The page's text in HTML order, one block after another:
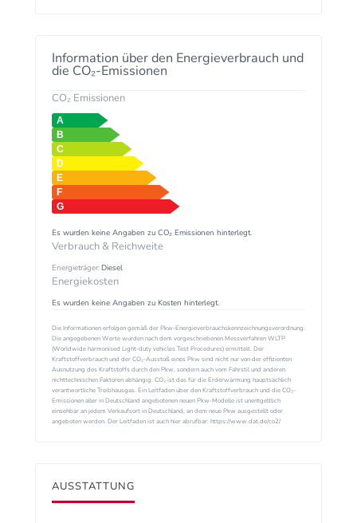
Information über den Energieverbrauch und
die CO₂-Emissionen
CO₂ Emissionen
Es wurden keine Angaben zu CO₂ Emissionen hinterlegt.
Verbrauch & Reichweite
Energieträger:Diesel
Energiekosten
Es wurden keine Angaben zu Kosten hinterlegt.
Die Informationen erfolgen gemäß der Pkw-Energieverbrauchskennzeichnungsverordnung.
Die angegebenen Werte wurden nach dem vorgeschriebenen Messverfahren WLTP
(Worldwide harmonised Light-duty vehicles Test Procedures) ermittelt. Der
Kraftstoffverbrauch und der CO₂-Ausstoß eines Pkw sind nicht nur von der effizienten
Ausnutzung des Kraftstoffs durch den Pkw, sondern auch vom Fahrstil und anderen
nichttechnischen Faktoren abhängig. CO₂ ist das für die Erderwärmung hauptsächlich
verantwortliche Treibhausgas. Ein Leitfaden über den Kraftstoffverbrauch und die CO₂-
Emissionen aller in Deutschland angebotenen neuen Pkw-Modelle ist unentgeltlich
einsehbar an jedem Verkaufsort in Deutschland, an dem neue Pkw ausgestellt oder
angeboten werden. Der Leitfaden ist auch hier abrufbar: https://www.dat.de/co2/
AUSSTATTUNG